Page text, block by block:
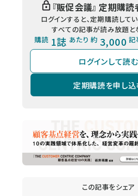
『販促会議』 定期購
ログインすると、定期購読して
すべての記事が読み放題と
購読 1誌 あたり 約 3,000 記
ログインして読む
定期購読を申し込
この記事をシェア